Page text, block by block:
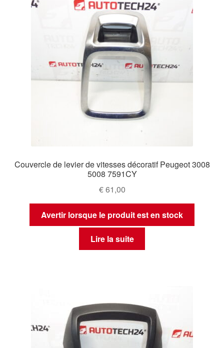
Couvercle de levier de vitesses décoratif Peugeot 3008
5008 7591CY
€61,00
Avertir lorsque le produit est en stock
Lire la suite